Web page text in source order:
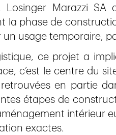
Losinger Marazzi SA
la phase de
usage temporaire,
ce projet a
c’est le centre du
en partie
étapes de
intérieur
exactes.